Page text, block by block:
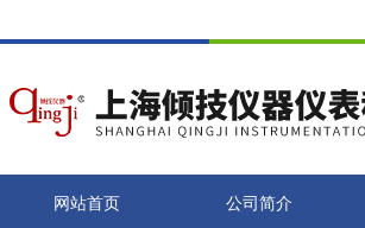
网站首页 公司简介